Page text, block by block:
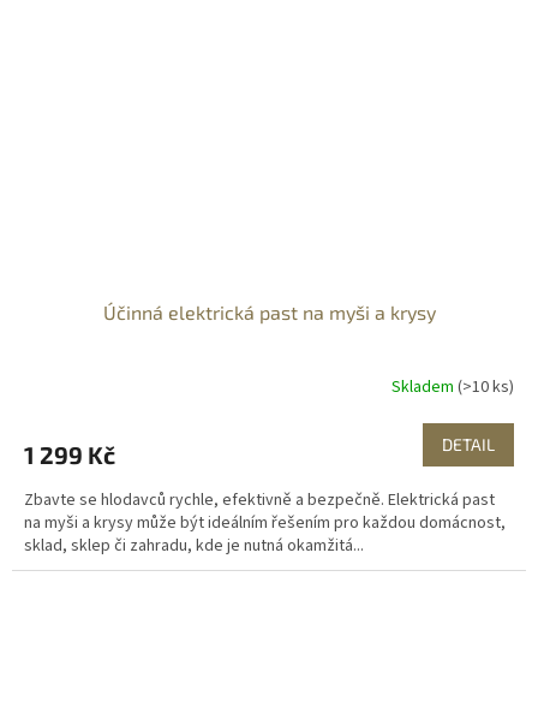
Účinná elektrická past na myši a krysy
Skladem (>10 ks)
1 299 Kč DETAIL
Zbavte se hlodavců rychle, efektivně a bezpečně. Elektrická past
na myši a krysy může být ideálním řešením pro každou domácnost,
sklad, sklep či zahradu, kde je nutná okamžitá...